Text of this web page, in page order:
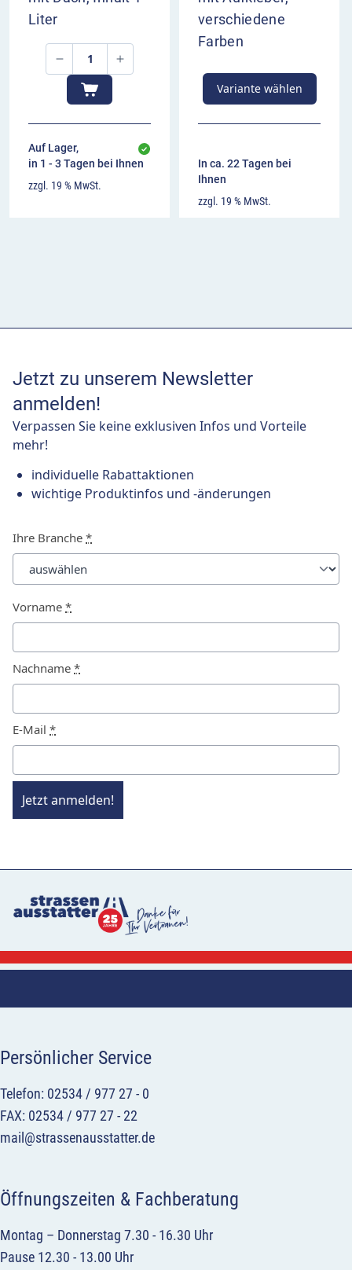
Liter
Auf Lager,
in 1 - 3 Tagen bei Ihnen
zzgl. 19 % MwSt.
verschiedene
Farben
Variante wählen
In ca. 22 Tagen bei
Ihnen
zzgl. 19 % MwSt.
Jetzt zu unserem Newsletter
anmelden!
Verpassen Sie keine exklusiven Infos und Vorteile
mehr!
individuelle Rabattaktionen
wichtige Produktinfos und -änderungen
Ihre Branche *
Vorname *
Nachname *
E-Mail *
Jetzt anmelden!
Persönlicher Service
Telefon: 02534 / 977 27 - 0
FAX: 02534 / 977 27 - 22
mail@strassenausstatter.de
Öffnungszeiten & Fachberatung
Montag – Donnerstag 7.30 - 16.30 Uhr
Pause 12.30 - 13.00 Uhr